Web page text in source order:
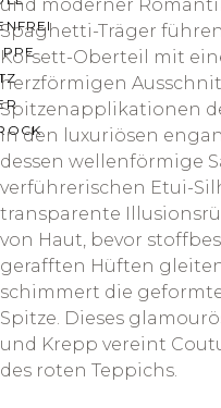
und moderner
Spaghetti-Träger
Korsett-Oberteil mit
herzförmigen
Spitzenapplikationen
in den luxuriösen
dessen wellenförmige
verführerischen Etui-
transparente
von Haut, bevor
gerafften Hüften
schimmert die
Spitze. Dieses
und Krepp vereint
des roten Teppichs.